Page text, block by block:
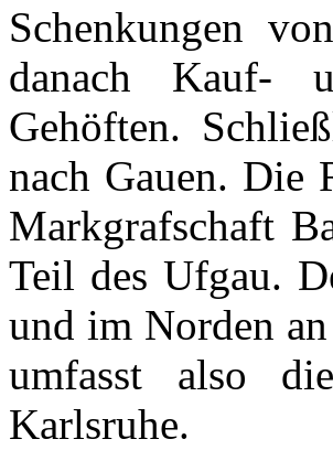
Schenkungen
danach Kauf-
Gehöften.
nach Gauen. Die
Markgrafschaft
Teil des Ufgau.
und im Norden
umfasst also
Karlsruhe.